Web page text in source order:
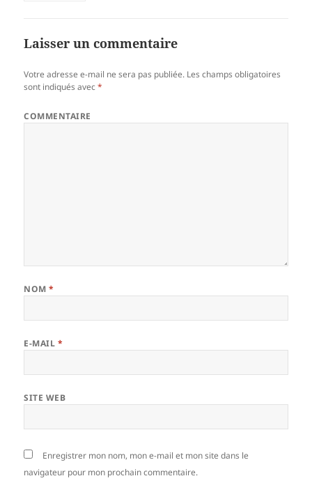
Laisser un commentaire
Votre adresse e-mail ne sera pas publiée. Les champs obligatoires
sont indiqués avec*
COMMENTAIRE
NOM*
E-MAIL *
SITE WEB
Enregistrer mon nom, mon e-mail et mon site dans le
navigateur pour mon prochain commentaire.